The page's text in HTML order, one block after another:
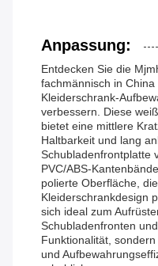
Anpassung:
Entdecken Sie die
fachmännisch in
Kleiderschrank-
verbessern. Diese
bietet eine mittlere
Haltbarkeit und lang
Schubladenfrontplatte
PVC/ABS-
polierte Oberfläche,
Kleiderschrankdesign
sich ideal zum
Schubladenfronten
Funktionalität,
und